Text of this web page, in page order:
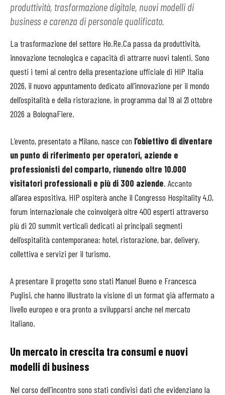
produttività, trasformazione digitale, nuovi modelli di
business e carenza di personale qualificato.
La trasformazione del settore Ho.Re.Ca passa da produttività,
innovazione tecnologica e capacità di attrarre nuovi talenti. Sono
questi i temi al centro della presentazione ufficiale di HIP Italia
2026, il nuovo appuntamento dedicato all’innovazione per il mondo
dell’ospitalità e della ristorazione, in programma dal 19 al 21 ottobre
2026 a BolognaFiere.
L’evento, presentato a Milano, nasce con l’obiettivo di diventare
un punto di riferimento per operatori, aziende e
professionisti del comparto, riunendo oltre 10.000
visitatori professionali e più di 300 aziende. Accanto
all’area espositiva, HIP ospiterà anche il Congresso Hospitality 4.0,
forum internazionale che coinvolgerà oltre 400 esperti attraverso
più di 20 summit verticali dedicati ai principali segmenti
dell’ospitalità contemporanea: hotel, ristorazione, bar, delivery,
collettiva e servizi per il turismo.
A presentare il progetto sono stati Manuel Bueno e Francesca
Puglisi, che hanno illustrato la visione di un format già affermato a
livello europeo e ora pronto a svilupparsi anche nel mercato
italiano.
Un mercato in crescita tra consumi e nuovi
modelli di business
Nel corso dell’incontro sono stati condivisi dati che evidenziano la